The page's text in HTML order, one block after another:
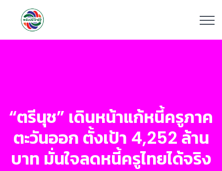
“ตรีนุช” เดินหน้าแก้หนี้ครูภาค
ตะวันออก ตั้งเป้า 4,252 ล้าน
บาท มั่นใจลดหนี้ครูไทยได้จริง